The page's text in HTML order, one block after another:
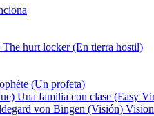
The hurt locker (En tierra hostil)
(Un profeta)
Una familia con clase (Easy